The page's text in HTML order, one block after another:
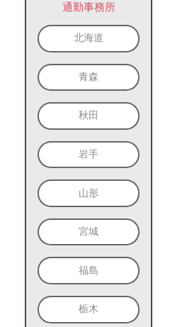
通勤事務所
北海道
青森
秋田
岩手
山形
宮城
福島
栃木